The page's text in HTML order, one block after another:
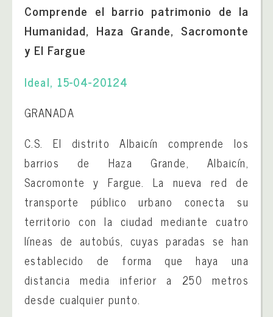
Comprende el barrio patrimonio de la
Humanidad, Haza Grande, Sacromonte
y El Fargue
Ideal, 15-04-20124
GRANADA
C.S. El distrito Albaicín comprende los
barrios de Haza Grande, Albaicín,
Sacromonte y Fargue. La nueva red de
transporte público urbano conecta su
territorio con la ciudad mediante cuatro
líneas de autobús, cuyas paradas se han
establecido de forma que haya una
distancia media inferior a 250 metros
desde cualquier punto.